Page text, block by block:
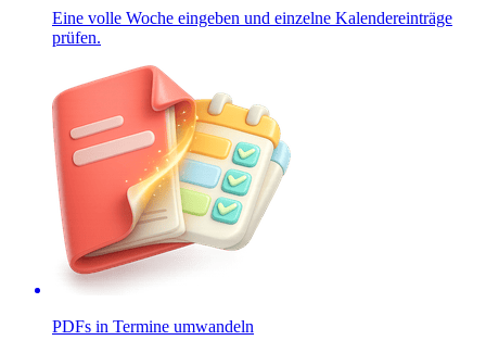
Eine volle Woche eingeben und einzelne Kalendereinträge
prüfen.
PDFs in Termine umwandeln